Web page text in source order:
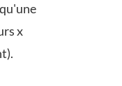
x